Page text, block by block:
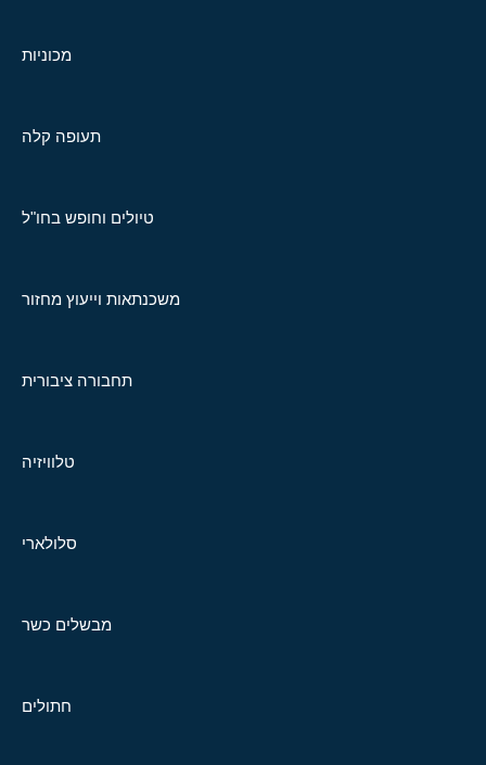
מכוניות
תעופה קלה
טיולים וחופש בחו"ל
משכנתאות וייעוץ מחזור
תחבורה ציבורית
טלוויזיה
סלולארי
מבשלים כשר
חתולים